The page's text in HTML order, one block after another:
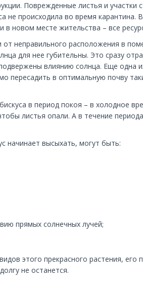
Поврежденные листья и
не происходила во время
в новом месте жительства – все
от неправильного расположения в
для нее губительны. Это сразу
влиянию солнца. Еще одна
пересадить в оптимальную почву
в период покоя – в холодное
листья опали. А в течение
начинает высыхать, могут быть:
прямых солнечных лучей;
этого прекрасного растения,
не останется.